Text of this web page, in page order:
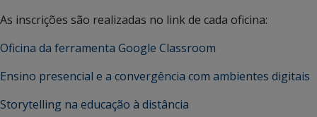
As inscrições são realizadas no link de cada oficina:
Oficina da ferramenta Google Classroom
Ensino presencial e a convergência com ambientes digitais
Storytelling na educação à distância